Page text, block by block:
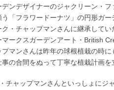
デンデザイナーのジャクリーン・
「フラワードーナツ」の円形ガ
・チャップマンさんに継承して
ークスガーデンアート・British
マンさんは昨年の球根植栽の時に
の合間をぬって丁寧な植栽計画を
ャップマンさんといっしょにジ